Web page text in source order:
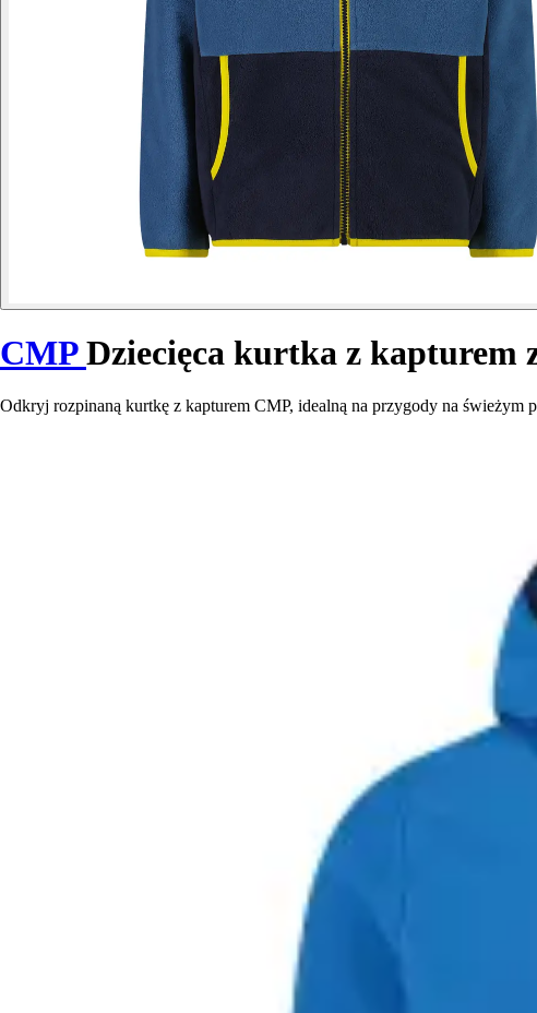
CMPDziecięca kurtka z kapturem
Odkryj rozpinaną kurtkę z kapturem CMP, idealną na przygody na świeżym